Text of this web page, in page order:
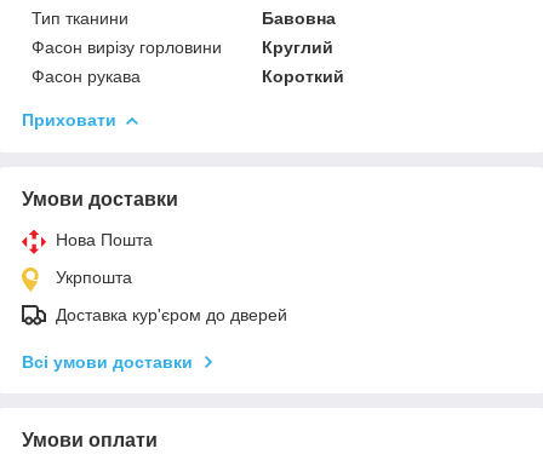
Тип тканини
Бавовна
Фасон вирізу горловини
Круглий
Фасон рукава
Короткий
Приховати
Умови доставки
Нова Пошта
Укрпошта
Доставка кур'єром до дверей
Всі умови доставки
Умови оплати